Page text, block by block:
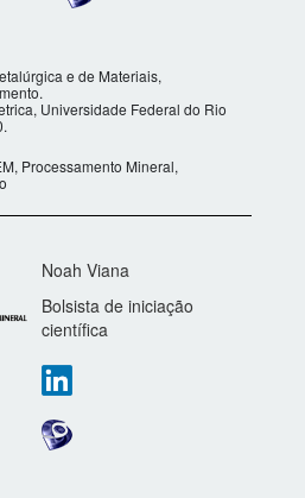
e de Materiais,
Universidade Federal do Rio
Processamento Mineral,
Noah Viana
Bolsista de iniciação
científica